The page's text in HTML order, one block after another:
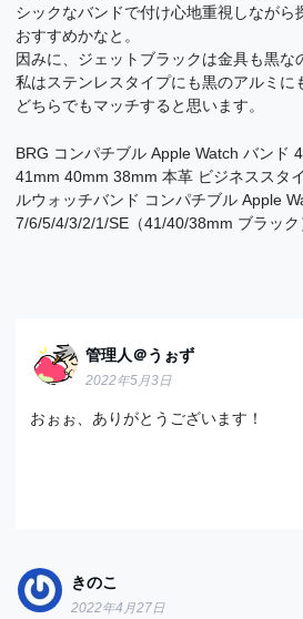
シックなバンドで付け心地重視しながら
おすすめかなと。
因みに、ジェットブラックは金具も黒な
私はステンレスタイプにも黒のアルミに
どちらでもマッチすると思います。
BRG コンパチブル Apple Watch バンド
41mm 40mm 38mm 本革 ビジネススタ
ルウォッチバンド コンパチブル Apple
7/6/5/4/3/2/1/SE（41/40/38mm ブラック
管理人＠うぉず
2022年5月3日
おぉぉ、ありがとうございます！
きのこ
2022年4月27日